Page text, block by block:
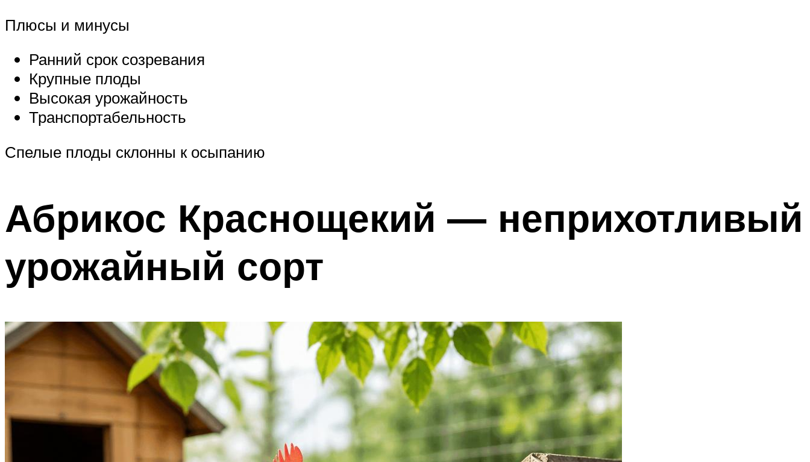
Плюсы и минусы
Ранний срок созревания
Крупные плоды
Высокая урожайность
Транспортабельность
Спелые плоды склонны к осыпанию
Абрикос Краснощекий — неприхотливый
урожайный сорт